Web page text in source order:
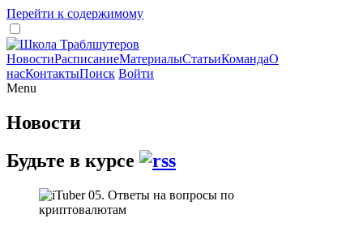
Перейти к содержимому
НовостиРасписаниеМатериалыСтатьиКомандаО
насКонтактыПоиск Войти
Menu
Новости
Будьте в курсе